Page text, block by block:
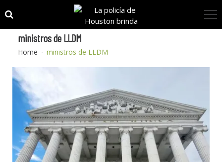
to
navigation
to
content
ministros de LLDM
Home ministros de LLDM